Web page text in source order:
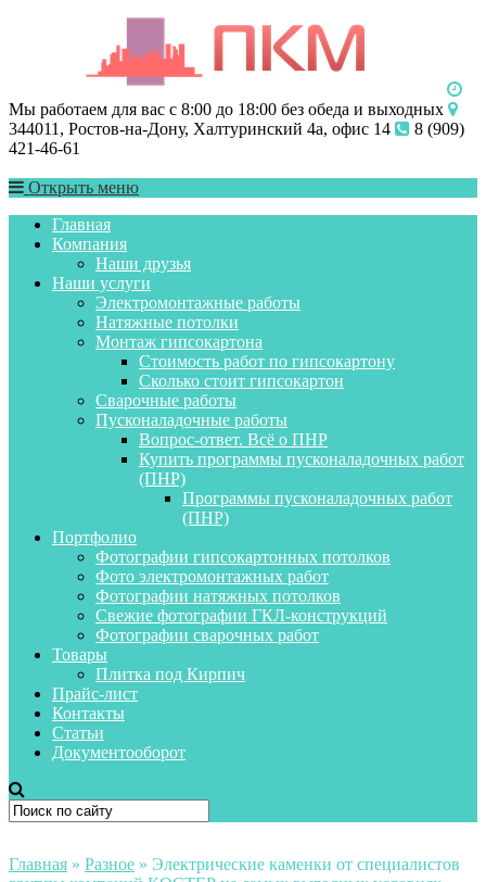
Мы работаем для вас с 8:00 до 18:00 без обеда и выходных
344011, Ростов-на-Дону, Халтуринский 4а, офис 14
8 (909)
421-46-61
Открыть меню
Главная
Компания
Наши друзья
Наши услуги
Электромонтажные работы
Натяжные потолки
Монтаж гипсокартона
Стоимость работ по гипсокартону
Сколько стоит гипсокартон
Сварочные работы
Пусконаладочные работы
Вопрос-ответ. Всё о ПНР
Купить программы пусконаладочных работ
(ПНР)
Программы пусконаладочных работ
(ПНР)
Портфолио
Фотографии гипсокартонных потолков
Фото электромонтажных работ
Фотографии натяжных потолков
Свежие фотографии ГКЛ-конструкций
Фотографии сварочных работ
Товары
Плитка под Кирпич
Прайс-лист
Контакты
Статьи
Документооборот
Главная » Разное » Электрические каменки от специалистов